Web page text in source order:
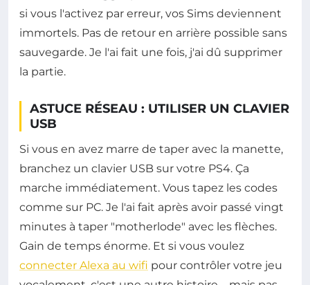
si vous l'activez par erreur, vos Sims deviennent
immortels. Pas de retour en arrière possible sans
sauvegarde. Je l'ai fait une fois, j'ai dû supprimer
la partie.
ASTUCE RÉSEAU : UTILISER UN CLAVIER
USB
Si vous en avez marre de taper avec la manette,
branchez un clavier USB sur votre PS4. Ça
marche immédiatement. Vous tapez les codes
comme sur PC. Je l'ai fait après avoir passé vingt
minutes à taper "motherlode" avec les flèches.
Gain de temps énorme. Et si vous voulez
connecter Alexa au wifi pour contrôler votre jeu